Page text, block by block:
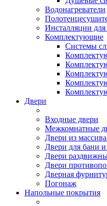
Водонагреватели
Инсталляции для
Комплектующие
Системы
Двери
Входные двери
Межкомнатные
Двери из
Двери для бани и
Двери
Двери
Дверная
Погонаж
Напольные покрытия